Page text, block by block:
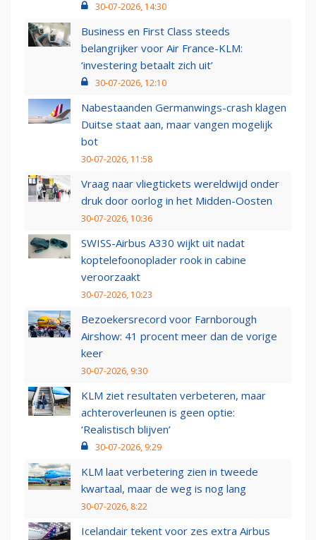
30-07-2026, 14:30
Business en First Class steeds
belangrijker voor Air France-KLM:
‘investering betaalt zich uit’
30-07-2026, 12:10
Nabestaanden Germanwings-crash klagen
Duitse staat aan, maar vangen mogelijk
bot
30-07-2026, 11:58
Vraag naar vliegtickets wereldwijd onder
druk door oorlog in het Midden-Oosten
30-07-2026, 10:36
SWISS-Airbus A330 wijkt uit nadat
koptelefoonoplader rook in cabine
veroorzaakt
30-07-2026, 10:23
Bezoekersrecord voor Farnborough
Airshow: 41 procent meer dan de vorige
keer
30-07-2026, 9:30
KLM ziet resultaten verbeteren, maar
achteroverleunen is geen optie:
‘Realistisch blijven’
30-07-2026, 9:29
KLM laat verbetering zien in tweede
kwartaal, maar de weg is nog lang
30-07-2026, 8:22
Icelandair tekent voor zes extra Airbus